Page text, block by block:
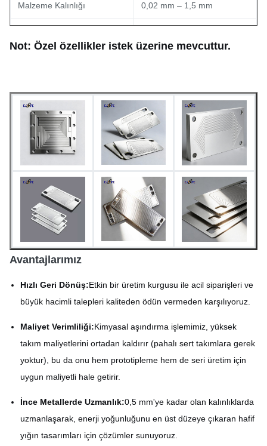
Malzeme Kalınlığı 0,02 mm – 1,5 mm
Kurşun zamanı
Hızlı prototip oluşturma (5-7
gün); Seri üretim mevcut
Kazınmış, pasifleştirilmiş
olarak
Not: Özel özellikler istek üzerine mevcuttur.
Avantajlarımız
Hızlı Geri Dönüş:Etkin bir üretim kurgusu ile acil siparişleri ve
büyük hacimli talepleri kaliteden ödün vermeden karşılıyoruz.
Maliyet Verimliliği:Kimyasal aşındırma işlemimiz, yüksek
takım maliyetlerini ortadan kaldırır (pahalı sert takımlara gerek
yoktur), bu da onu hem prototipleme hem de seri üretim için
uygun maliyetli hale getirir.
İnce Metallerde Uzmanlık:0,5 mm'ye kadar olan kalınlıklarda
uzmanlaşarak, enerji yoğunluğunu en üst düzeye çıkaran hafif
yığın tasarımları için çözümler sunuyoruz.